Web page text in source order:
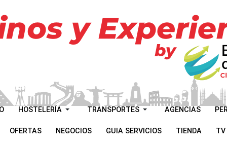
HOSTELERÍA TRANSPORTES AGENCIAS
OFERTAS NEGOCIOS GUIA SERVICIOS TIENDA TV